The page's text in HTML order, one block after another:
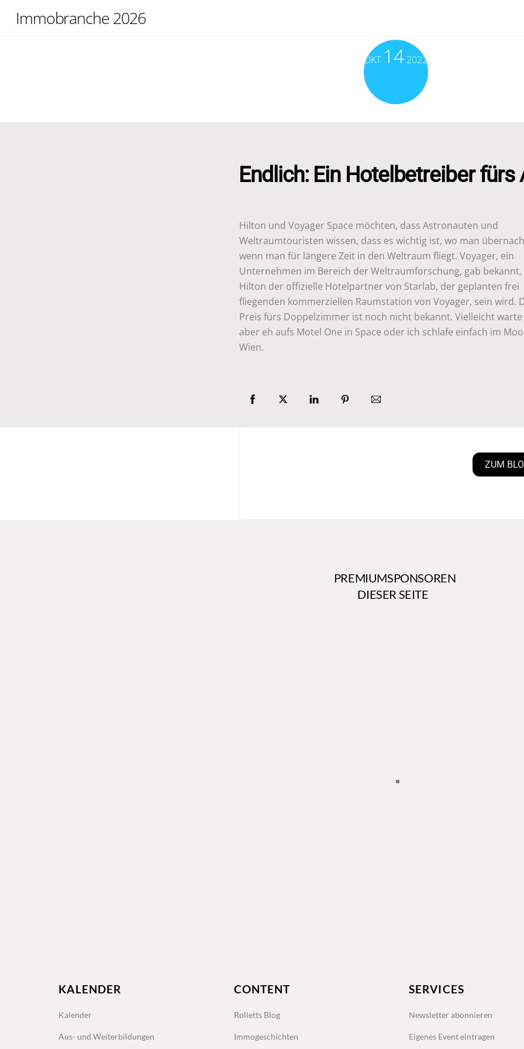
Immobranche 2026
OKT 14 2022
Endlich: Ein Hotelbetreiber fürs
Hilton und Voyager Space möchten, dass Astronauten und
Weltraumtouristen wissen, dass es wichtig ist, wo man
wenn man für längere Zeit in den Weltraum fliegt. Voyager, ein
Unternehmen im Bereich der Weltraumforschung, gab bekannt,
Hilton der offizielle Hotelpartner von Starlab, der geplanten frei
fliegenden kommerziellen Raumstation von Voyager, sein wird.
Preis fürs Doppelzimmer ist noch nicht bekannt. Vielleicht warte
aber eh aufs Motel One in Space oder ich schlafe einfach im
Wien.
ZUM
PREMIUMSPONSOREN
DIESER SEITE
KALENDER
Kalender
Aus- und Weiterbildungen
CONTENT
Rolletts Blog
Immogeschichten
SERVICES
Newsletter abonnieren
Eigenes Event eintragen